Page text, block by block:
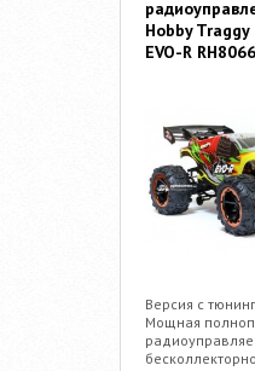
Hobby
EVO-R RH8066
Версия с
Мощная